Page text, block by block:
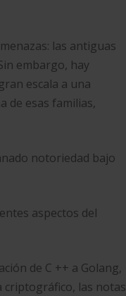
las antiguas
embargo, hay
escala a una
de esas familias,
notoriedad bajo
aspectos del
de C ++ a Golang,
criptográfico, las notas